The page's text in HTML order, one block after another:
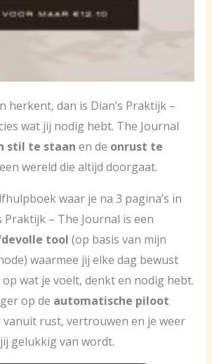
herkent, dan is Dian’s Praktijk –
wat jij nodig hebt. The Journal
stil te staan en de onrust te
wereld die altijd doorgaat.
waar je na 3 pagina’s in
Praktijk – The Journal is een
tool (op basis van mijn
waarmee jij elke dag bewust
wat je voelt, denkt en nodig hebt.
op de automatische piloot
vanuit rust, vertrouwen en je weer
gelukkig van wordt.